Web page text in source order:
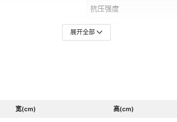
抗压强度
耐腐蚀性
展开全部
宽(cm) 高(cm)